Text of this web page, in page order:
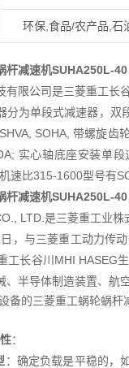
环保,食品/农产品,石
杆减速机SUHA250L-40
有限公司是三菱重工长
分为单段式减速器，双
SOHA, 带螺旋齿
实心轴底座安装单
速比315-1600型号有
杆减速机SUHA250L-40
LTD.是三菱重工业
，与三菱重工动力传
工长谷川MHI HASEG
、半导体制造装置、航
备的三菱重工蜗轮蜗杆
：
：确定负载是平稳的，